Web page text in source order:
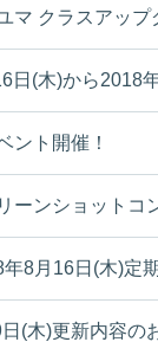
マ クラスアッ
日(木)から2018
ント開催！
ーンショットコ
年8月16日(木)定
(木)更新内容の